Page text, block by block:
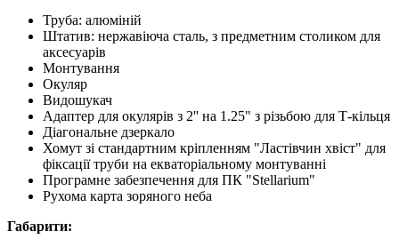
Труба: алюміній
Штатив: нержавіюча сталь, з предметним столиком для
аксесуарів
Монтування
Окуляр
Видошукач
Адаптер для окулярів з 2'' на 1.25" з різьбою для Т-кільця
Діагональне дзеркало
Хомут зі стандартним кріпленням "Ластівчин хвіст" для
фіксації труби на екваторіальному монтуванні
Програмне забезпечення для ПК "Stellarium"
Рухома карта зоряного неба
Габарити: